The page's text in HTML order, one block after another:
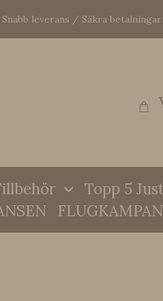
Snabb leverans / Säkra
Topp 5